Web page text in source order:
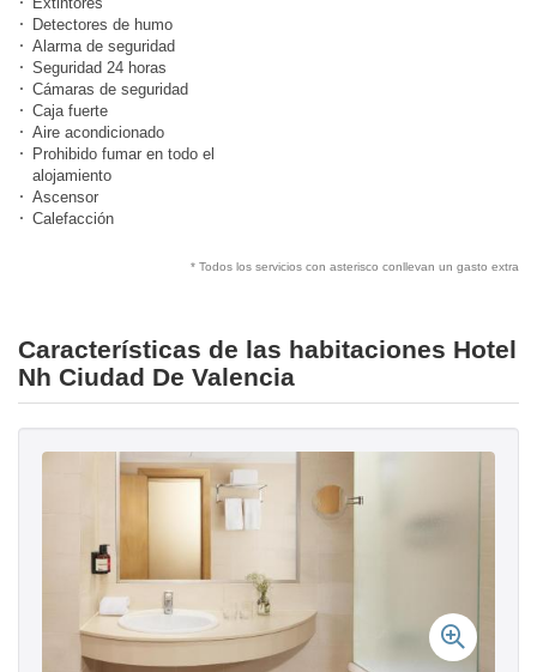
Detectores de humo
Alarma de seguridad
Seguridad 24 horas
Cámaras de seguridad
Caja fuerte
Aire acondicionado
Prohibido fumar en todo el
alojamiento
Ascensor
Calefacción
* Todos los servicios con asterisco conllevan un gasto extra
Características de las habitaciones Hotel
Nh Ciudad De Valencia